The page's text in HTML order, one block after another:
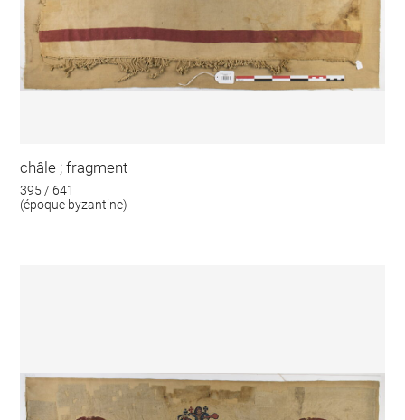
châle ; fragment
395 / 641
(époque byzantine)